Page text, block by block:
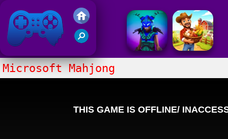
Gry Friv 5
Microsoft Mahjong